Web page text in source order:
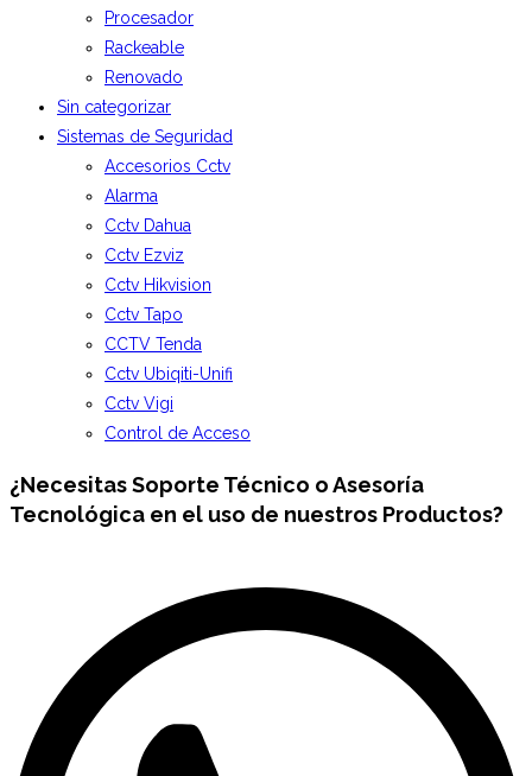
Procesador
Rackeable
Renovado
Sin categorizar
Sistemas de Seguridad
Accesorios Cctv
Alarma
Cctv Dahua
Cctv Ezviz
Cctv Hikvision
Cctv Tapo
CCTV Tenda
Cctv Ubiqiti-Unifi
Cctv Vigi
Control de Acceso
¿NecesitasSoporte Técnico o Asesoría
Tecnológica en el uso de nuestros Productos?